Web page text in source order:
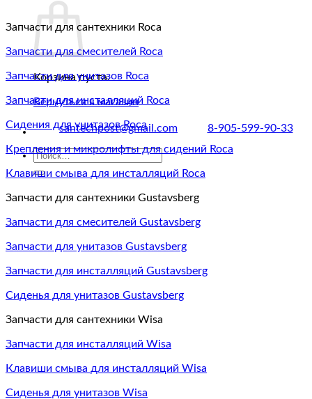
Корзина пуста.
Вернуться в магазин
santechpost@gmail.com 8-905-599-90-33
Искать:
Запчасти для сантехники Roca
Запчасти для смесителей Roca
Запчасти для унитазов Roca
Запчасти для инсталляций Roca
Сидения для унитазов Roca
Крепления и микролифты для сидений Roca
Клавиши смыва для инсталляций Roca
Запчасти для сантехники Gustavsberg
Запчасти для смесителей Gustavsberg
Запчасти для унитазов Gustavsberg
Запчасти для инсталляций Gustavsberg
Сиденья для унитазов Gustavsberg
Запчасти для сантехники Wisa
Запчасти для инсталляций Wisa
Клавиши смыва для инсталляций Wisa
Сиденья для унитазов Wisa